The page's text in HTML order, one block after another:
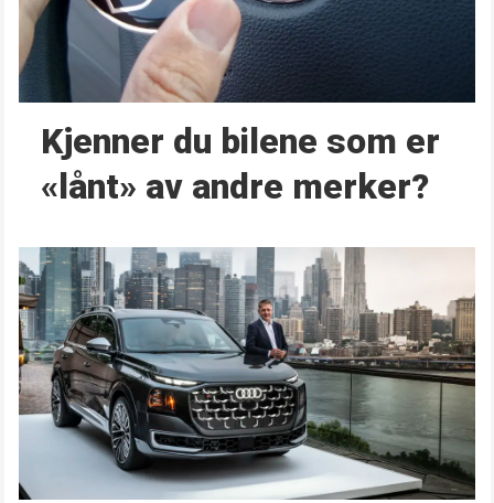
Kjenner du bilene som er
«lånt» av andre merker?